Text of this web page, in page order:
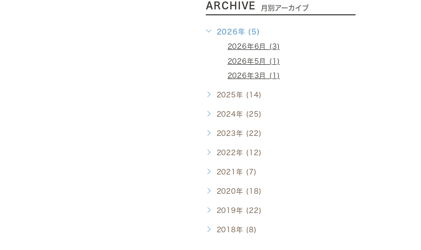
ARCHIVE 月別アーカイブ
2026年 (5)
2026年6月 (3)
2026年5月 (1)
2026年3月 (1)
2025年 (14)
2024年 (25)
2023年 (22)
2022年 (12)
2021年 (7)
2020年 (18)
2019年 (22)
2018年 (8)